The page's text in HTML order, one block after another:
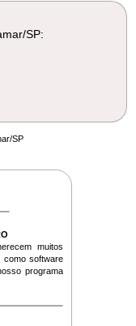
SP:
SP
muitos
como software
programa